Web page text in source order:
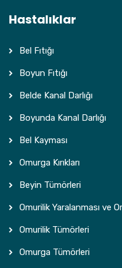
Hastalıklar
Bel Fıtığı
Boyun Fıtığı
Belde Kanal Darlığı
Boyunda Kanal Darlığı
Bel Kayması
Omurga Kırıkları
Beyin Tümörleri
Omurilik Yaralanması ve
Omurilik Tümörleri
Omurga Tümörleri